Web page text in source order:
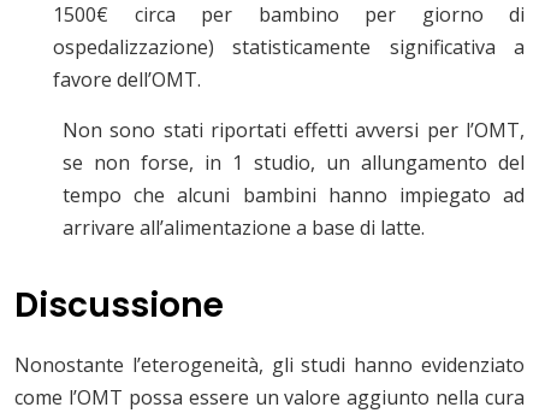
1500€ circa per bambino per giorno di
ospedalizzazione) statisticamente significativa a
favore dell’OMT.
Non sono stati riportati effetti avversi per l’OMT,
se non forse, in 1 studio, un allungamento del
tempo che alcuni bambini hanno impiegato ad
arrivare all’alimentazione a base di latte.
Discussione
Nonostante l’eterogeneità, gli studi hanno evidenziato
come l’OMT possa essere un valore aggiunto nella cura